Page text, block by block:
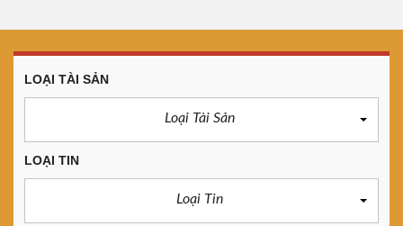
LOẠI TÀI SẢN
Loại Tài Sản
LOẠI TIN
Loại Tin